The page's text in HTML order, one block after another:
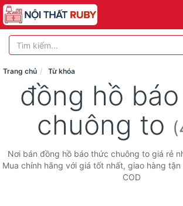
Trang chủ Từ khóa
đồng hồ
chuông to
Nơi bán đồng hồ báo thức chuông to giá rẻ
Mua chính hãng với giá tốt nhất, giao hàng
COD